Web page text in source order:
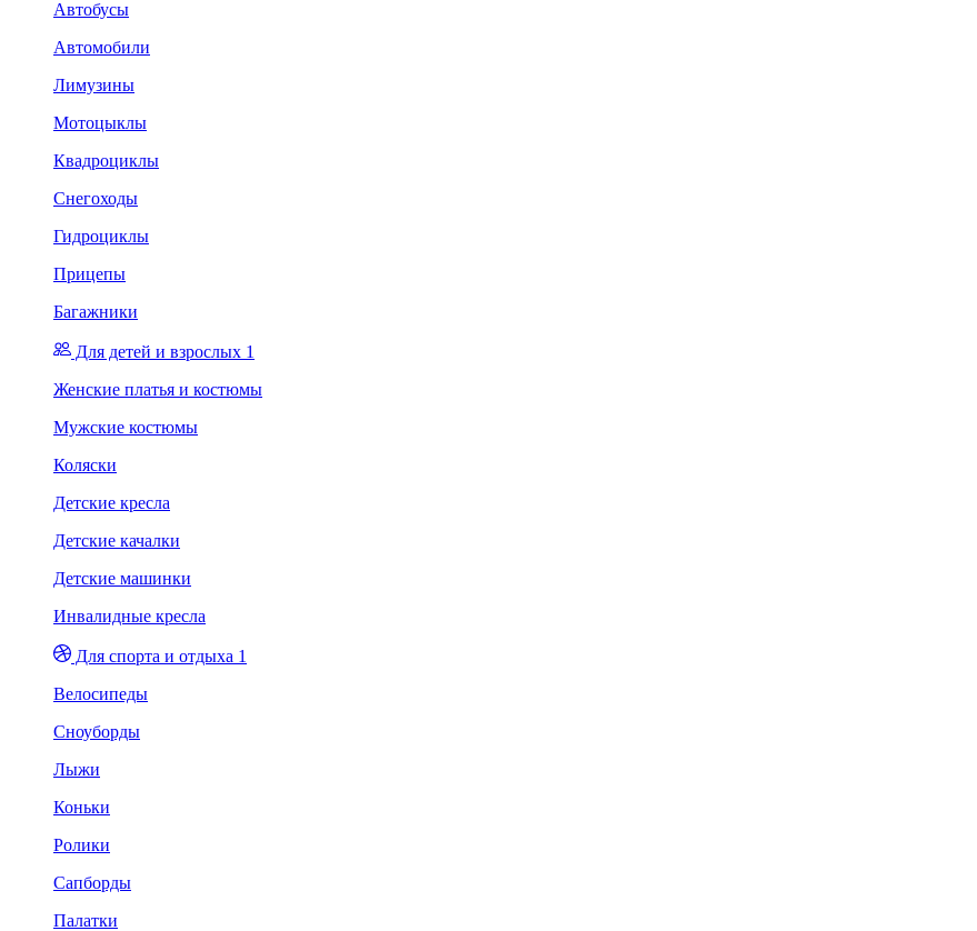
Автобусы
Автомобили
Лимузины
Мотоцыклы
Квадроциклы
Снегоходы
Гидроциклы
Прицепы
Багажники
Для детей и взрослых 1
Женские платья и костюмы
Мужские костюмы
Коляски
Детские кресла
Детские качалки
Детские машинки
Инвалидные кресла
Для спорта и отдыха 1
Велосипеды
Сноуборды
Лыжи
Коньки
Ролики
Сапборды
Палатки